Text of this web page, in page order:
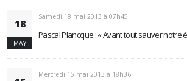
18
MAY
Samedi 18 mai 2013 à 07h45
Pascal Plancque : « Avant tout sauver notre
Mercredi 15 mai 2013 à 18h36